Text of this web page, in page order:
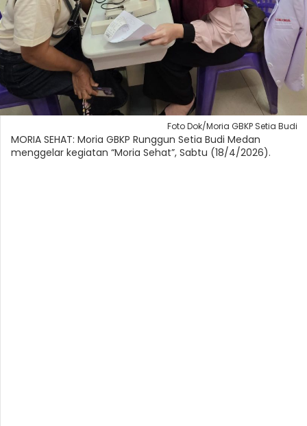
Foto Dok/Moria GBKP Setia Budi
MORIA SEHAT: Moria GBKP Runggun Setia Budi Medan
menggelar kegiatan “Moria Sehat”, Sabtu (18/4/2026).